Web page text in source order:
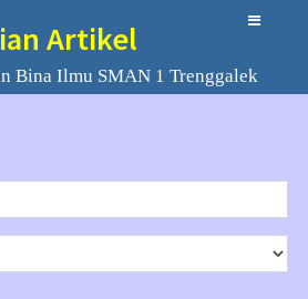
Artikel
Bina Ilmu SMAN 1 Trenggalek